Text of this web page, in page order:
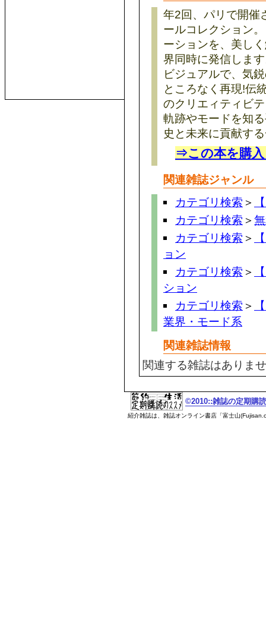
年2回、パリで開催
ールコレクション
ーションを、美し
界同時に発信しま
ビジュアルで、気
ところなく再現!伝
のクリエィティビ
軌跡やモードを知
史と未来に貢献す
⇒この本を購
関連雑誌ジャンル
カテゴリ検索 ＞
カテゴリ検索 ＞
カテゴリ検索 ＞
ョン
カテゴリ検索 ＞
ション
カテゴリ検索 ＞
業界・モード系
関連雑誌情報
関連する雑誌はありま
©2010::雑誌の定期購
紹介雑誌は、雑誌オンライン書店「富士山